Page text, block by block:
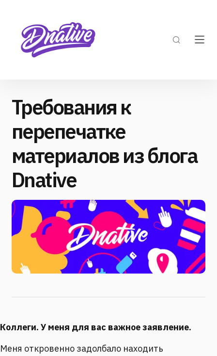
Требования к
перепечатке
материалов из блога
Dnative
Коллеги. У меня для вас важное заявление.
Меня откровенно задолбало находить